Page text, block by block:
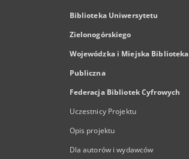
Biblioteka Uniwersytetu
Zielonogórskiego
Wojewódzka i Miejska Biblioteka
Publiczna
Federacja Bibliotek Cyfrowych
Uczestnicy Projektu
Opis projektu
Dla autorów i wydawców